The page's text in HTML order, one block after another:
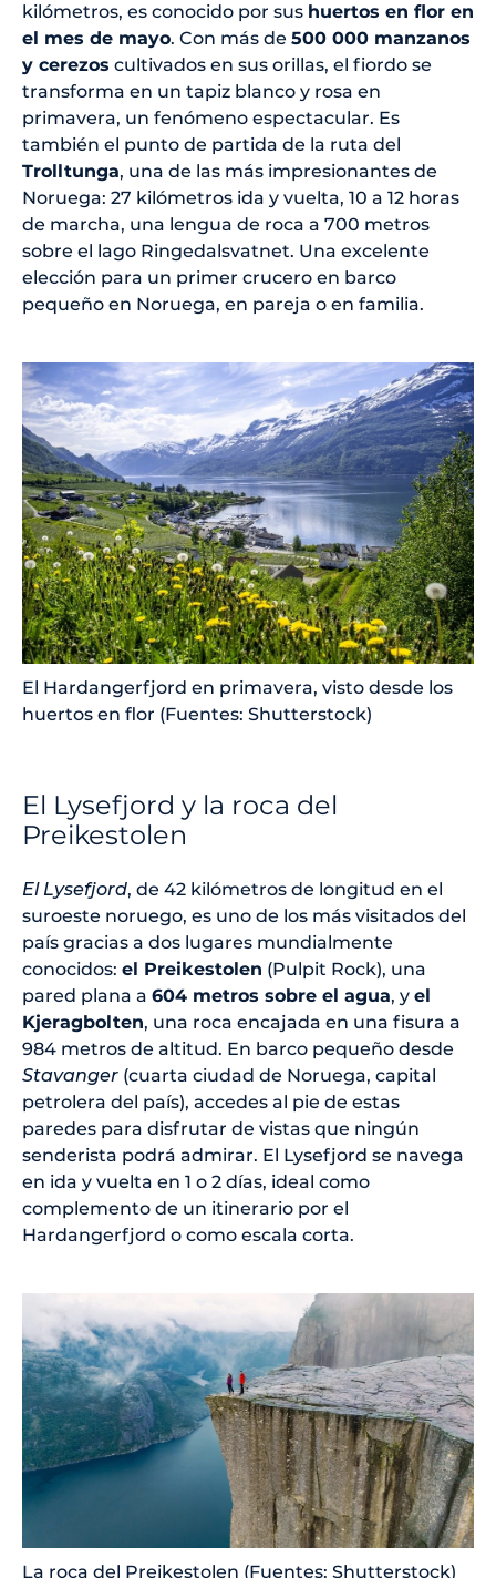
kilómetros, es conocido por sus huertos en flor en
el mes de mayo. Con más de 500 000 manzanos
y cerezos cultivados en sus orillas, el fiordo se
transforma en un tapiz blanco y rosa en
primavera, un fenómeno espectacular. Es
también el punto de partida de la ruta del
Trolltunga, una de las más impresionantes de
Noruega: 27 kilómetros ida y vuelta, 10 a 12 horas
de marcha, una lengua de roca a 700 metros
sobre el lago Ringedalsvatnet. Una excelente
elección para un primer crucero en barco
pequeño en Noruega, en pareja o en familia.
El Hardangerfjord en primavera, visto desde los
huertos en flor (Fuentes: Shutterstock)
El Lysefjord y la roca del
Preikestolen
El Lysefjord, de 42 kilómetros de longitud en el
suroeste noruego, es uno de los más visitados del
país gracias a dos lugares mundialmente
conocidos: el Preikestolen (Pulpit Rock), una
pared plana a 604 metros sobre el agua, y el
Kjeragbolten, una roca encajada en una fisura a
984 metros de altitud. En barco pequeño desde
Stavanger (cuarta ciudad de Noruega, capital
petrolera del país), accedes al pie de estas
paredes para disfrutar de vistas que ningún
senderista podrá admirar. El Lysefjord se navega
en ida y vuelta en 1 o 2 días, ideal como
complemento de un itinerario por el
Hardangerfjord o como escala corta.
La roca del Preikestolen (Fuentes: Shutterstock)